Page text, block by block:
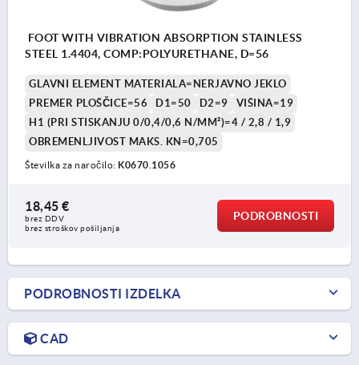
FOOT WITH VIBRATION ABSORPTION STAINLESS
STEEL 1.4404, COMP:POLYURETHANE, D=56
GLAVNI ELEMENT MATERIALA=NERJAVNO JEKLO
PREMER PLOŠČICE=56
D1=50 D2=9
VIŠINA=19
H1 (PRI STISKANJU 0/0,4/0,6 N/MM²)=4 / 2,8 / 1,9
OBREMENLJIVOST MAKS. KN=0,705
Številka za naročilo: K0670.1056
18,45 €
brez DDV
brez stroškov pošiljanja
PODROBNOSTI
PODROBNOSTI IZDELKA
CAD